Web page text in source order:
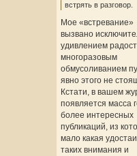
встрять в разговор.
Мое «встревание»
вызвано
удивлением
многоразовым
обмусоливанием
явно этого не
Кстати, в вашем
появляется масса
более интересных
публикаций, из
мало какая
таких внимания и